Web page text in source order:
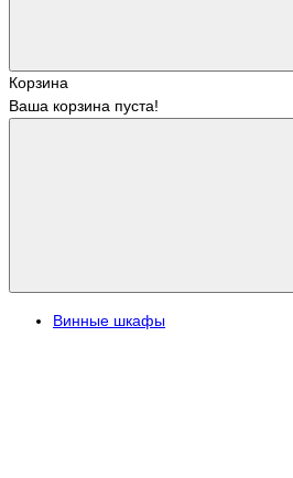
Корзина
Ваша корзина пуста!
Винные шкафы